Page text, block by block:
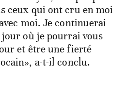
ceux qui ont cru en moi
moi. Je continuerai
jour où je pourrai vous
et être une fierté
a-t-il conclu.